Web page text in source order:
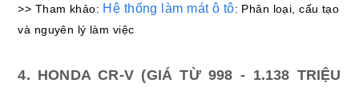
>> Tham khảo: Hệ thống làm mát ô tô: Phân loại, cấu tạo
và nguyên lý làm việc
4. HONDA CR-V (GIÁ TỪ 998 - 1.138 TRIỆU